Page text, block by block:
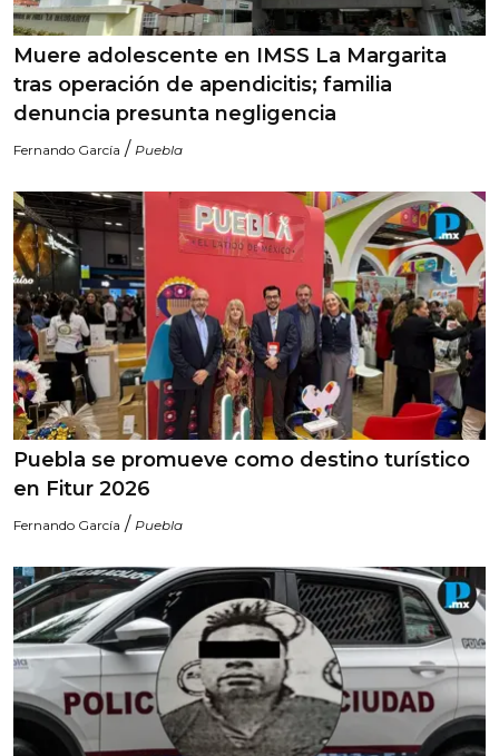
Muere adolescente en IMSS La Margarita
tras operación de apendicitis; familia
denuncia presunta negligencia
Fernando García / Puebla
Puebla se promueve como destino turístico
en Fitur 2026
Fernando García / Puebla